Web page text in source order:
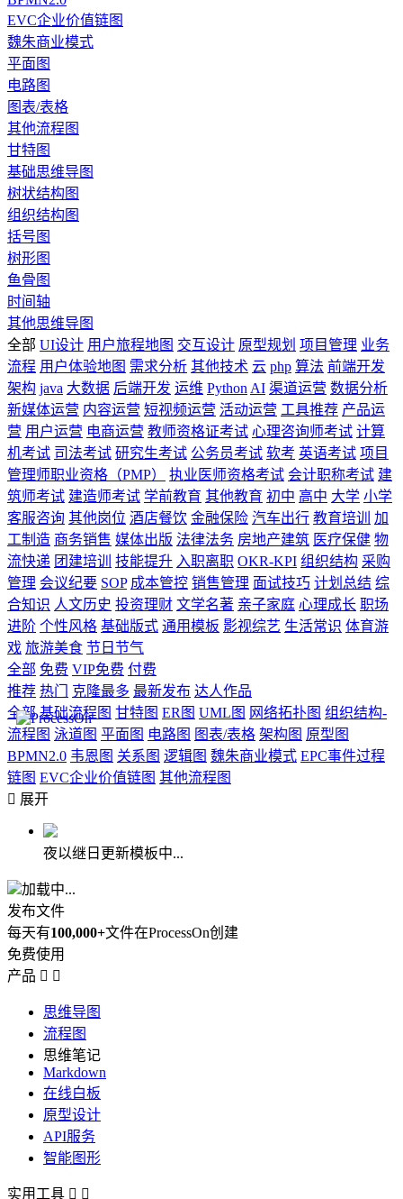
EVC企业价值链图
魏朱商业模式
平面图
电路图
图表/表格
其他流程图
甘特图
基础思维导图
树状结构图
组织结构图
括号图
树形图
鱼骨图
时间轴
其他思维导图
全部 UI设计 用户旅程地图 交互设计 原型规划 项目管理 业务
流程 用户体验地图 需求分析 其他技术 云 php 算法 前端开发
架构 java 大数据 后端开发 运维 Python AI 渠道运营 数据分析
新媒体运营 内容运营 短视频运营 活动运营 工具推荐 产品运
营 用户运营 电商运营 教师资格证考试 心理咨询师考试 计算
机考试 司法考试 研究生考试 公务员考试 软考 英语考试 项目
管理师职业资格（PMP）
执业医师资格考试 会计职称考试 建
筑师考试 建造师考试 学前教育 其他教育 初中 高中 大学 小学
客服咨询 其他岗位 酒店餐饮 金融保险 汽车出行 教育培训
加
工制造 商务销售 媒体出版 法律法务 房地产建筑 医疗保健 物
流快递 团建培训 技能提升 入职离职 OKR-KPI 组织结构 采购
管理 会议纪要 SOP 成本管控 销售管理 面试技巧 计划总结 综
合知识 人文历史 投资理财 文学名著 亲子家庭 心理成长 职场
进阶 个性风格 基础版式 通用模板 影视综艺 生活常识 体育游
戏 旅游美食 节日节气
全部 免费 VIP免费 付费
推荐 热门 克隆最多 最新发布 达人作品
全部 基础流程图 甘特图 ER图 UML图 网络拓扑图 组织结构-
流程图 泳道图 平面图 电路图 图表/表格 架构图 原型图
BPMN2.0 韦恩图 关系图 逻辑图 魏朱商业模式 EPC事件过程
链图 EVC企业价值链图 其他流程图
 展开
夜以继日更新模板中...
加载中...
发布文件
每天有100,000+文件在ProcessOn创建
免费使用
产品  
思维导图
流程图
思维笔记
Markdown
在线白板
原型设计
API服务
智能图形
实用工具  